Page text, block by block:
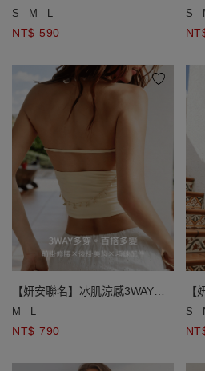
肩刺繡蕾絲背心
S M L
NT$ 590
肩
S
【妍安聯名】冰肌涼感3WAY金
屬星星掛鍊平口BRA TOP
M L
NT$ 790
【
屬
S